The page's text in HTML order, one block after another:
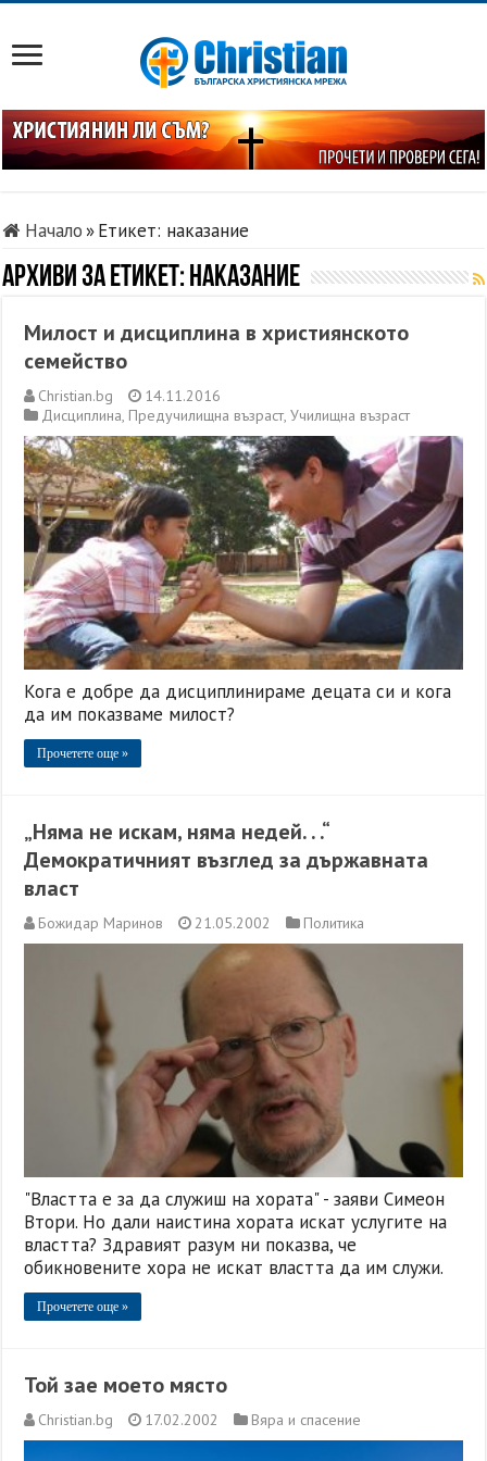
Начало»Етикет: наказание
Архиви за етикет: наказание
Милост и дисциплина в християнското
семейство
Christian.bg
14.11.2016
Дисциплина, Предучилищна възраст,Училищна възраст
Кога е добре да дисциплинираме децата си и кога
да им показваме милост?
Прочетете още »
„Няма не искам, няма недей. . .“
Демократичният възглед за държавната
власт
Божидар Маринов 21.05.2002 Политика
"Властта е за да служиш на хората" - заяви Симеон
Втори. Но дали наистина хората искат услугите на
властта? Здравият разум ни показва, че
обикновените хора не искат властта да им служи.
Прочетете още »
Той зае моето място
Christian.bg 17.02.2002 Вяра и спасение